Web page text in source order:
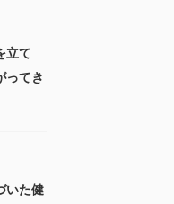
立て
ってき
いた健